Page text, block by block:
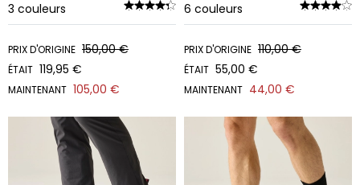
3 couleurs
PRIX D'ORIGINE 150,00 €
ÉTAIT 119,95 €
MAINTENANT 105,00 €
6 couleurs
PRIX D'ORIGINE 110,00 €
ÉTAIT 55,00 €
MAINTENANT 44,00 €